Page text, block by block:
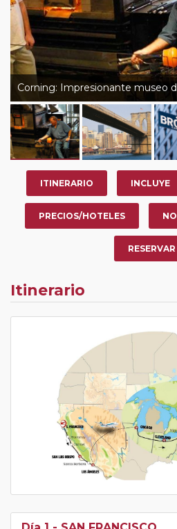
descuento del 5%.
Corning: Impresionante museo
ITINERARIO INCLUYE
PRECIOS/HOTELES
RESERVAR
Itinerario